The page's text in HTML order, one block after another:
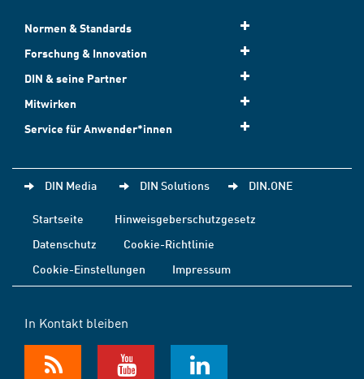
Normen & Standards
Forschung & Innovation
DIN & seine Partner
Mitwirken
Service für Anwender*innen
DIN Media DIN Solutions DIN.ONE
Startseite
Hinweisgeberschutzgesetz
Datenschutz
Cookie-Richtlinie
Cookie-Einstellungen
Impressum
In Kontakt bleiben